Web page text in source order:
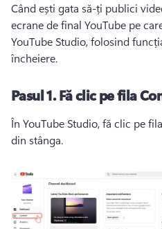
Când ești gata să-ți publici
ecrane de final YouTube pe
YouTube Studio, folosind
încheiere.
Pasul 1.Fă clic pe fila
În YouTube Studio, fă clic pe
din stânga.